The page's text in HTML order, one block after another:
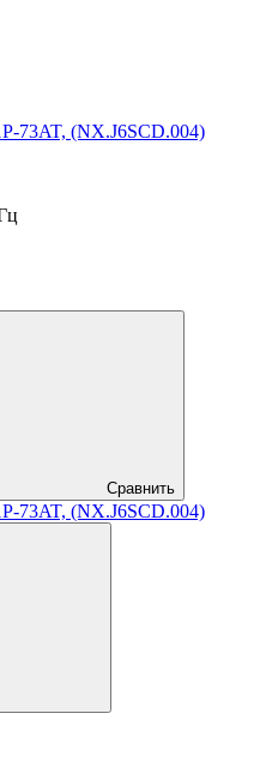
73AT, (NX.J6SCD.004)
Сравнить
73AT, (NX.J6SCD.004)